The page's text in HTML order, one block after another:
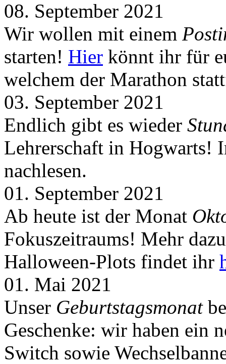
08. September 2021
Wir wollen mit einem
starten! Hier könnt ihr für
welchem der Marathon
03. September 2021
Endlich gibt es wieder
Lehrerschaft in Hogwarts!
nachlesen.
01. September 2021
Ab heute ist der Monat
Fokuszeitraums! Mehr
Halloween-Plots findet ihr
01. Mai 2021
Unser Geburtstagsmonat
Geschenke: wir haben ein
Switch sowie